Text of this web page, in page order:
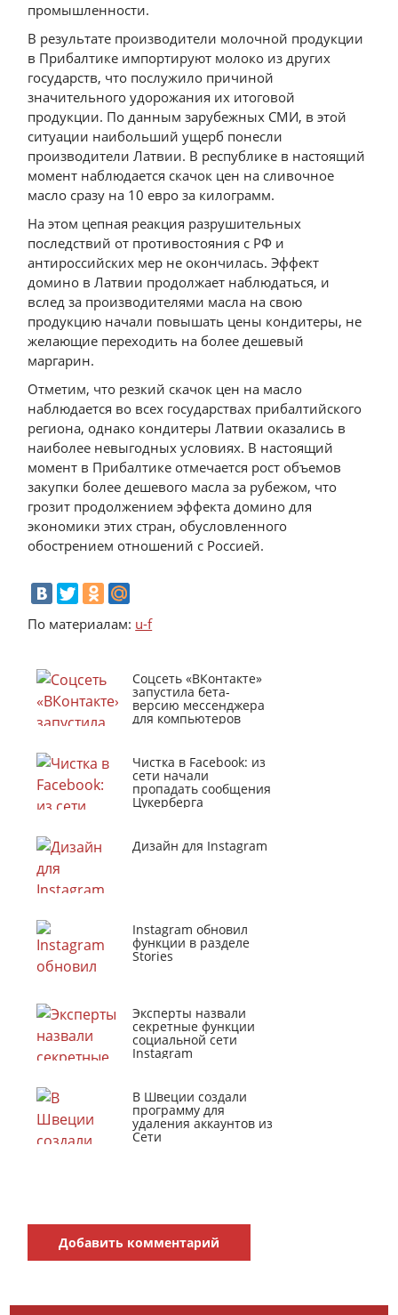
промышленности.
В результате производители молочной продукции
в Прибалтике импортируют молоко из других
государств, что послужило причиной
значительного удорожания их итоговой
продукции. По данным зарубежных СМИ, в этой
ситуации наибольший ущерб понесли
производители Латвии. В республике в настоящий
момент наблюдается скачок цен на сливочное
масло сразу на 10 евро за килограмм.
На этом цепная реакция разрушительных
последствий от противостояния с РФ и
антироссийских мер не окончилась. Эффект
домино в Латвии продолжает наблюдаться, и
вслед за производителями масла на свою
продукцию начали повышать цены кондитеры, не
желающие переходить на более дешевый
маргарин.
Отметим, что резкий скачок цен на масло
наблюдается во всех государствах прибалтийского
региона, однако кондитеры Латвии оказались в
наиболее невыгодных условиях. В настоящий
момент в Прибалтике отмечается рост объемов
закупки более дешевого масла за рубежом, что
грозит продолжением эффекта домино для
экономики этих стран, обусловленного
обострением отношений с Россией.
По материалам: u-f
Соцсеть «ВКонтакте»
запустила бета-
версию мессенджера
для компьютеров
Чистка в Facebook: из
сети начали
пропадать сообщения
Цукерберга
Дизайн для Instagram
Instagram обновил
функции в разделе
Stories
Эксперты назвали
секретные функции
социальной сети
Instagram
В Швеции создали
программу для
удаления аккаунтов из
Сети
Добавить комментарий